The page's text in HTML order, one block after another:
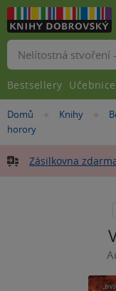
Nacházíte
se
Domů »
Knihy »
horory
Zásilkovna
Vyhledávání
Bestsellery Učebnice